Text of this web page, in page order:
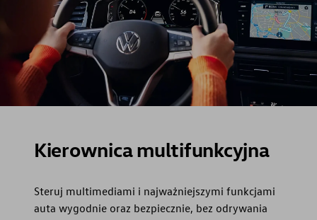
Kierownica multifunkcyjna
Steruj multimediami i najważniejszymi funkcjami
auta wygodnie oraz bezpiecznie, bez odrywania